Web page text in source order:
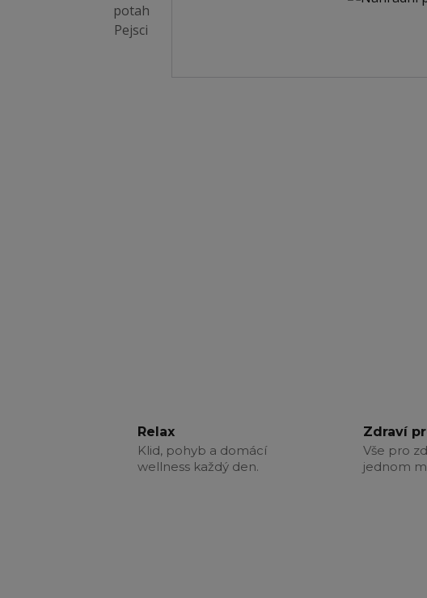
Relax
Klid, pohyb a domácí
wellness každý den.
Zdraví
Vše pro
jednom